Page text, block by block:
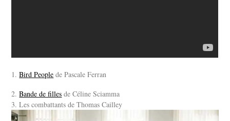
1.Bird People de Pascale Ferran
2.Bande de filles de Céline Sciamma
3. Les combattants de Thomas Cailley